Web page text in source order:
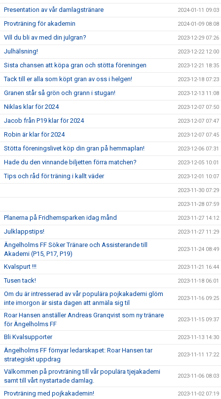
Presentation av vår damlagstränare 2024-01-11 09:03
Provträning för akademin 2024-01-09 08:08
Vill du bli av med din julgran? 2023-12-29 07:26
Julhälsning! 2023-12-22 12:00
Sista chansen att köpa gran och stötta föreningen 2023-12-21 18:35
Tack till er alla som köpt gran av oss i helgen! 2023-12-18 07:23
Granen står så grön och grann i stugan! 2023-12-13 11:08
Niklas klar för 2024 2023-12-07 07:50
Jacob från P19 klar för 2024 2023-12-07 07:47
Robin är klar för 2024 2023-12-07 07:45
Stötta föreningslivet köp din gran på hemmaplan! 2023-12-06 07:31
Hade du den vinnande biljetten förra matchen? 2023-12-05 10:01
Tips och råd för träning i kallt väder 2023-12-01 10:07
2023-11-30 07:29
2023-11-28 07:59
Planerna på Fridhemsparken idag månd 2023-11-27 14:12
Julklappstips! 2023-11-27 11:29
Ängelholms FF Söker Tränare och Assisterande till
Akademi (P15, P17, P19)
2023-11-24 08:49
Kvalspurt !!! 2023-11-21 16:44
Tusen tack! 2023-11-18 06:01
Om du är intresserad av vår populära pojkakademi glöm
inte imorgon är sista dagen att anmäla sig til
2023-11-16 09:25
Roar Hansen anställer Andreas Granqvist som ny tränare
för Ängelholms FF
2023-11-15 09:37
Bli Kvalsupporter 2023-11-13 14:30
Ängelholms FF förnyar ledarskapet: Roar Hansen tar
strategiskt uppdrag
2023-11-11 17:22
Välkommen på provträning till vår populära tjejakademi
samt till vårt nystartade damlag.
2023-11-06 08:03
Provträning med pojkakademin! 2023-11-02 07:19